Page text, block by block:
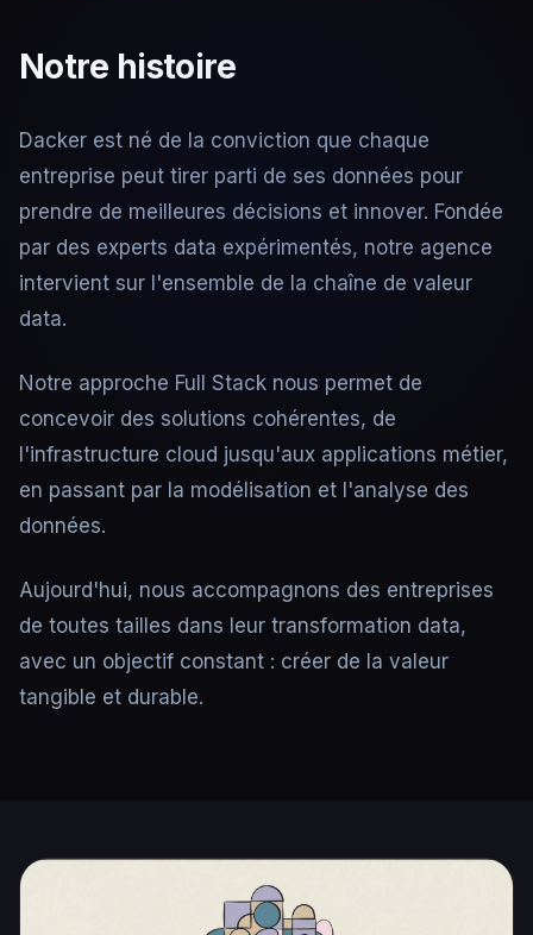
Notre histoire
Dacker est né de la conviction que chaque
entreprise peut tirer parti de ses données pour
prendre de meilleures décisions et innover. Fondée
par des experts data expérimentés, notre agence
intervient sur l'ensemble de la chaîne de valeur
data.
Notre approche Full Stack nous permet de
concevoir des solutions cohérentes, de
l'infrastructure cloud jusqu'aux applications métier,
en passant par la modélisation et l'analyse des
données.
Aujourd'hui, nous accompagnons des entreprises
de toutes tailles dans leur transformation data,
avec un objectif constant : créer de la valeur
tangible et durable.